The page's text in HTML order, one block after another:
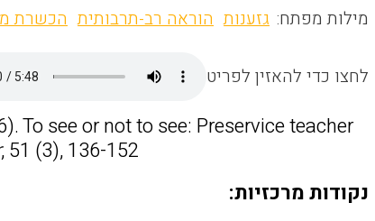
מילות מפתח: גזענות הוראה רב-תרבותית הכשרת
לחצו כדי להאזין לפריט
To see or not to see: Preservice teacher
, 51 (3), 136-152
נקודות מרכזיות: